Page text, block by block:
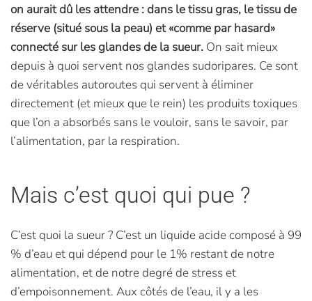
on aurait dû les attendre : dans le tissu gras, le tissu de
réserve (situé sous la peau) et «comme par hasard»
connecté sur les glandes de la sueur. On sait mieux
depuis à quoi servent nos glandes sudoripares. Ce sont
de véritables autoroutes qui servent à éliminer
directement (et mieux que le rein) les produits toxiques
que l’on a absorbés sans le vouloir, sans le savoir, par
l’alimentation, par la respiration.
Mais c’est quoi qui pue ?
C’est quoi la sueur ? C’est un liquide acide composé à 99
% d’eau et qui dépend pour le 1% restant de notre
alimentation, et de notre degré de stress et
d’empoisonnement. Aux côtés de l’eau, il y a les